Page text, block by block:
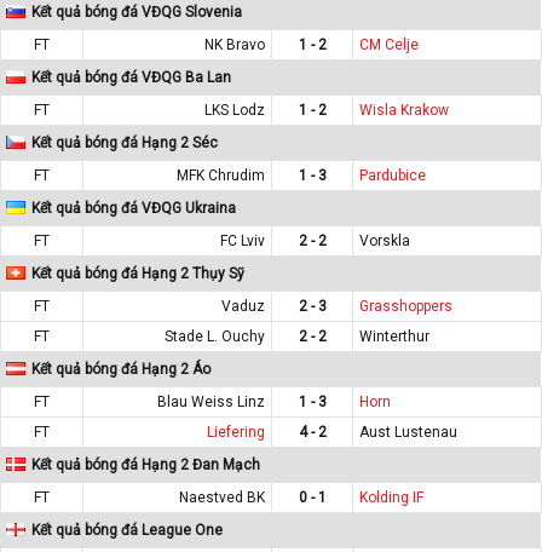
Kết quả bóng đá VĐQG Slovenia
FT
NK Bravo 1 - 2
CM Celje
Kết quả bóng đá VĐQG Ba Lan
FT
LKS Lodz 1 - 2
Wisla Krakow
Kết quả bóng đá Hạng 2 Séc
FT
MFK Chrudim 1 - 3
Pardubice
Kết quả bóng đá VĐQG Ukraina
FT
FC Lviv 2 - 2
Vorskla
Kết quả bóng đá Hạng 2 Thụy Sỹ
FT
Vaduz 2 - 3
Grasshoppers
FT
Stade L. Ouchy 2 - 2
Winterthur
Kết quả bóng đá Hạng 2 Áo
FT
Blau Weiss Linz 1 - 3
Horn
FT
Liefering 4 - 2
Aust Lustenau
Kết quả bóng đá Hạng 2 Đan Mạch
FT
Naestved BK 0 - 1
Kolding IF
Kết quả bóng đá League One